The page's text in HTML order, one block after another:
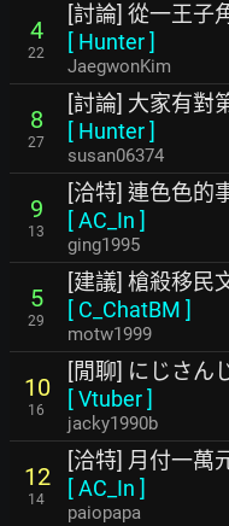
4
22
[討論] 從一王子
[ Hunter]
JaegwonKim
8
27
[討論] 大家有對
[ Hunter]
susan06374
9
13
[洽特] 連色色的
[AC_In ]
ging1995
5
29
[建議] 槍殺移民
[ C_ChatBM ]
motw1999
10
16
[閒聊] にじさん
[Vtuber]
jacky1990b
12
14
[洽特] 月付一萬
[AC_In ]
paiopapa